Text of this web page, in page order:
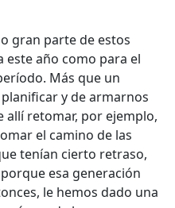
gran parte de estos
este año como para el
Más que un
y de armarnos
allí retomar, por ejemplo,
el camino de las
tenían cierto retraso,
esa generación
le hemos dado una